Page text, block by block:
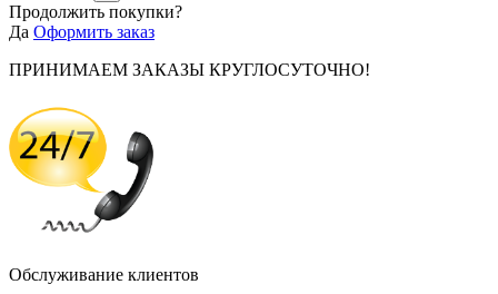
Продолжить покупки?
Да Оформить заказ
ПРИНИМАЕМ ЗАКАЗЫ КРУГЛОСУТОЧНО!
Обслуживание клиентов